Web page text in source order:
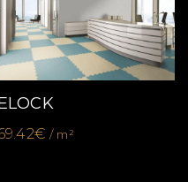
/ m²